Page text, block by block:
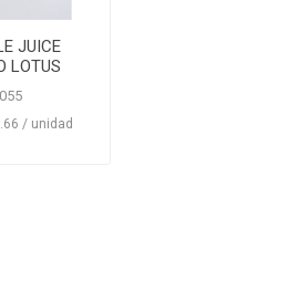
JUICE
LOTUS
/ unidad